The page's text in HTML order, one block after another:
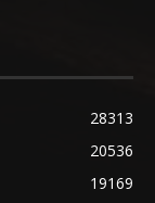
28313
20536
19169